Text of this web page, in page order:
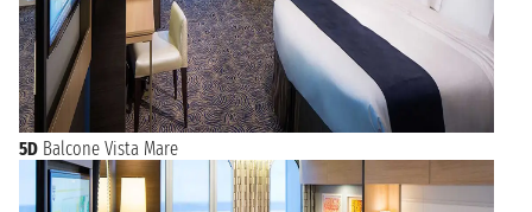
5D Balcone Vista Mare